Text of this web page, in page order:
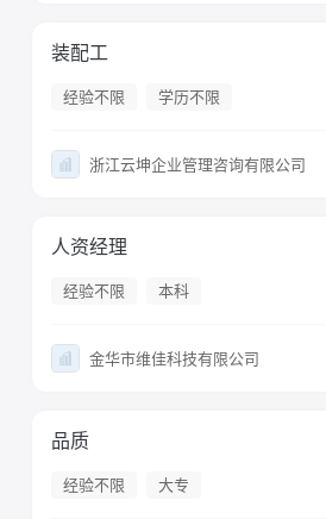
装配工
经验不限 学历不限
浙江云坤企业管理咨询有限公司
人资经理
经验不限 本科
金华市维佳科技有限公司
品质
经验不限 大专